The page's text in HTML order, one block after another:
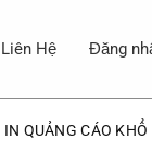
Liên Hệ Đăng
IN QUẢNG CÁO